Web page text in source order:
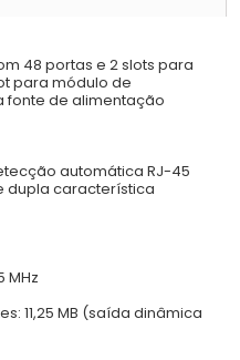
48 portas e 2 slots para
para módulo de
fonte de alimentação
automática RJ-45
dupla característica
MHz
11,25 MB (saída dinâmica